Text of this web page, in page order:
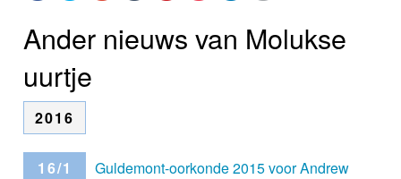
Ander nieuws van Molukse
uurtje
2016
16/1
Guldemont-oorkonde 2015 voor Andrew